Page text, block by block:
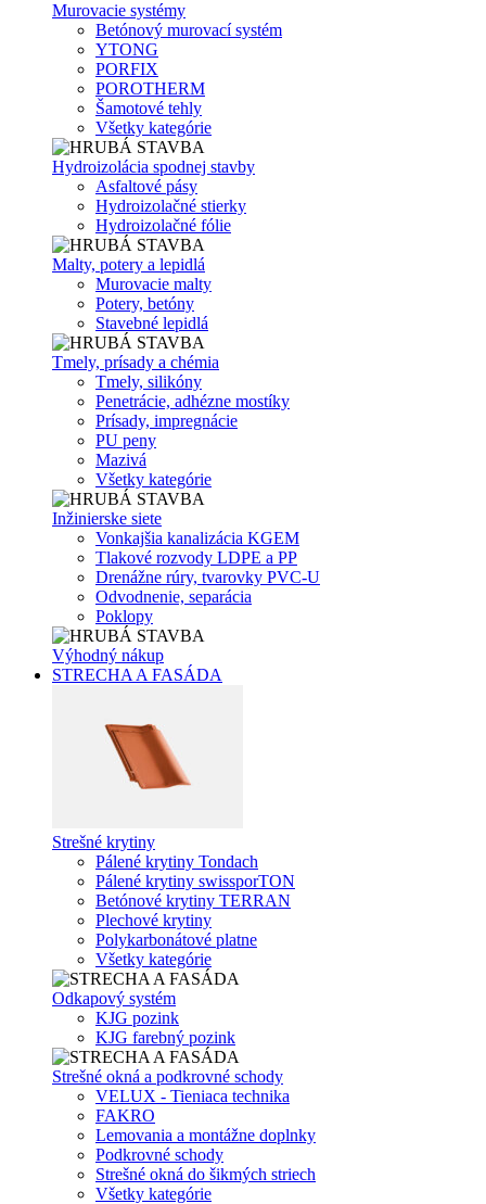
Murovacie systémy
Betónový murovací systém
YTONG
PORFIX
POROTHERM
Šamotové tehly
Všetky kategórie
Hydroizolácia spodnej stavby
Asfaltové pásy
Hydroizolačné stierky
Hydroizolačné fólie
Malty, potery a lepidlá
Murovacie malty
Potery, betóny
Stavebné lepidlá
Tmely, prísady a chémia
Tmely, silikóny
Penetrácie, adhézne mostíky
Prísady, impregnácie
PU peny
Mazivá
Všetky kategórie
Inžinierske siete
Vonkajšia kanalizácia KGEM
Tlakové rozvody LDPE a PP
Drenážne rúry, tvarovky PVC-U
Odvodnenie, separácia
Poklopy
Výhodný nákup
STRECHA A FASÁDA
Strešné krytiny
Pálené krytiny Tondach
Pálené krytiny swissporTON
Betónové krytiny TERRAN
Plechové krytiny
Polykarbonátové platne
Všetky kategórie
Odkapový systém
KJG pozink
KJG farebný pozink
Strešné okná a podkrovné schody
VELUX - Tieniaca technika
FAKRO
Lemovania a montážne doplnky
Podkrovné schody
Strešné okná do šikmých striech
Všetky kategórie